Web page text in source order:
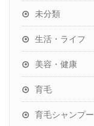
未分類
生活・ライフ
美容・健康
育毛
育毛シャンプー